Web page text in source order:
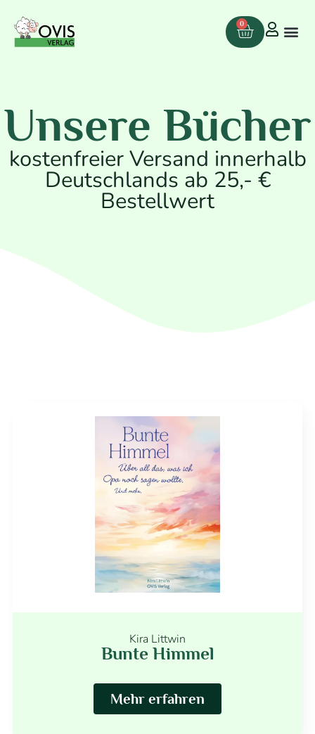
0
Unsere Bücher
kostenfreier Versand innerhalb
Deutschlands ab 25,- €
Bestellwert
Kira Littwin
Bunte Himmel
Mehr erfahren